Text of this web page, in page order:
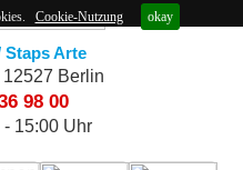
Cookie-Nutzung okay
Staps Arte
12527 Berlin
98 00
- 15:00 Uhr